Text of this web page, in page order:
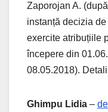
Zaporojan A.
instanță decizia
exercite atribuțiile
începere din
08.05.2018).
Ghimpu Lidia –